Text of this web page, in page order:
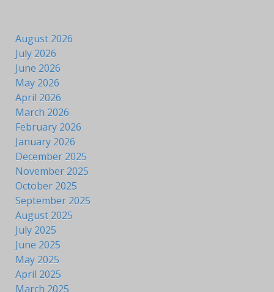
PHOTOS
CONTEMPORAINES
ANCIENNES PHOTOS
CONTACT
August 2026
July 2026
June 2026
May 2026
April 2026
March 2026
February 2026
January 2026
December 2025
November 2025
October 2025
September 2025
August 2025
July 2025
June 2025
May 2025
April 2025
March 2025